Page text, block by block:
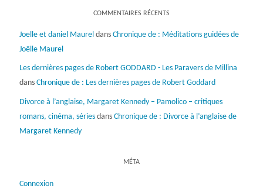
COMMENTAIRES RÉCENTS
Joelle et daniel Maureldans Chronique de : Méditations guidées de
Joëlle Maurel
Les dernières pages de Robert GODDARD - Les Paravers de Millina
dans Chronique de : Les dernières pages de Robert Goddard
Divorce à l’anglaise, Margaret Kennedy – Pamolico – critiques
romans, cinéma, sériesdans Chronique de : Divorce à l’anglaise de
Margaret Kennedy
MÉTA
Connexion